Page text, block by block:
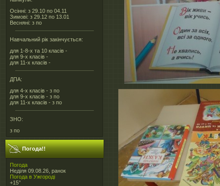
Осінні: з 29.10 по 04.11
Зимові: з 29.12 по 13.01
Весняні: з по
Навчальний рік закінчується:
для 1-8-х та 10 класів -
для 9-х класів -
для 11-х класів -
ДПА:
для 4-х класів - з по
для 9-х класів - з по
для 11-х класів - з по
ЗНО:
з по
Погода!!
Погода
Неділя 09.08.26, ранок
Погода в Ужгороді
+15°